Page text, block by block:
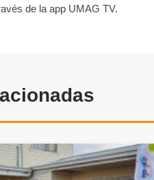
de la app UMAG TV.